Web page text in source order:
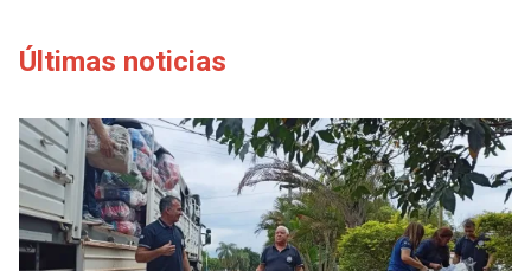
Últimas noticias